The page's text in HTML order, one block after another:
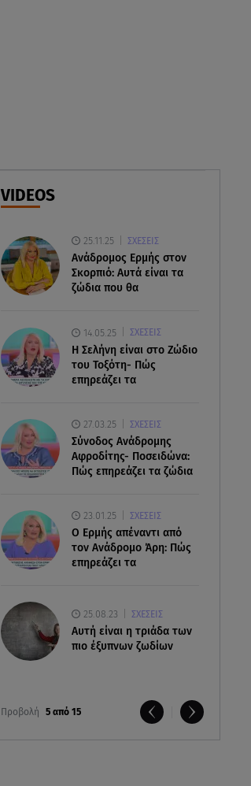
07.08.26 , 17:44
Παιδικοί σταθμοί: Πότε βγαίνουν
τα προσωρινά αποτελέσματα
VIDEOS
25.11.25 ΣΧΕΣΕΙΣ
Ανάδρομος Ερμής στον
Σκορπιό: Αυτά είναι τα
ζώδια που θα
14.05.25 ΣΧΕΣΕΙΣ
H Σελήνη είναι στο Ζώδιο
του Τοξότη- Πώς
επηρεάζει τα
27.03.25 ΣΧΕΣΕΙΣ
Σύνοδος Ανάδρομης
Αφροδίτης- Ποσειδώνα:
Πώς επηρεάζει τα ζώδια
23.01.25 ΣΧΕΣΕΙΣ
Ο Ερμής απέναντι από
τον Ανάδρομο Άρη: Πώς
επηρεάζει τα
25.08.23 ΣΧΕΣΕΙΣ
Aυτή είναι η τριάδα των
πιο έξυπνων ζωδίων
Προβολή 5 από 15